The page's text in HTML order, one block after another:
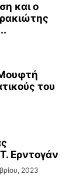
και o
του
Ερντογάν
2023